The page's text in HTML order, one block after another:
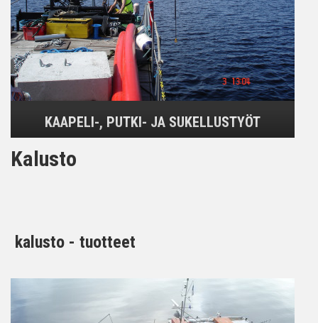
KAAPELI-, PUTKI- JA SUKELLUSTYÖT
Kalusto
kalusto - tuotteet